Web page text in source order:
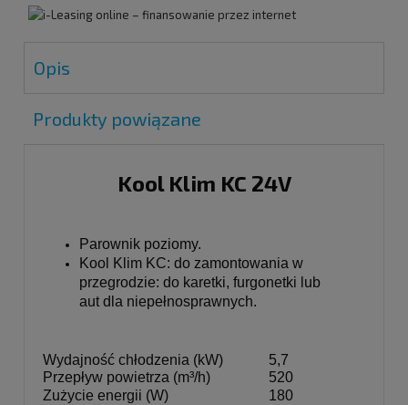
Opis
Produkty powiązane
Kool Klim KC 24V
Parownik poziomy.
Kool Klim KC: do zamontowania w
przegrodzie: do karetki, furgonetki lub
aut dla niepełnosprawnych.
Wydajność chłodzenia (kW)
5,7
Przepływ powietrza (m³/h)
520
Zużycie energii (W)
180